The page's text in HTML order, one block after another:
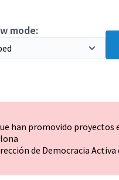
mode:
han promovido proyectos
de Democracia Activa